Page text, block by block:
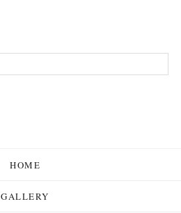
HOME
GALLERY